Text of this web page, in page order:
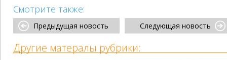
Смотрите также:
Предыдущая новость Следующая новость
Другие матералы рубрики: